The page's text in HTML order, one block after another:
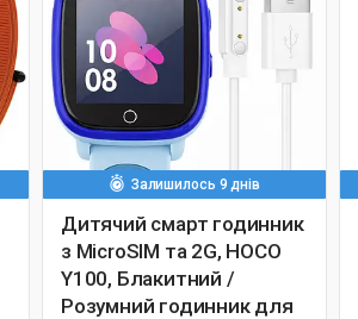
Залишилось 9 днів
Дитячий смарт годинник
з MicroSIM та 2G, HOCO
Y100, Блакитний /
Розумний годинник для